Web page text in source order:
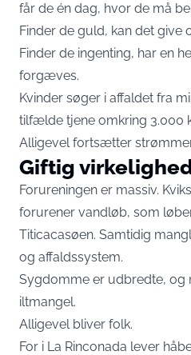
får de én dag, hvor de må
Finder de guld, kan det give
Finder de ingenting, har en
forgæves.
Kvinder søger i affaldet fra
tilfælde tjene omkring 3.000
Alligevel fortsætter
Giftig
Forureningen er massiv.
forurener vandløb, som
Titicacasøen. Samtidig
og affaldssystem.
Sygdomme er udbredte, og
iltmangel.
Alligevel bliver folk.
For i La Rinconada lever